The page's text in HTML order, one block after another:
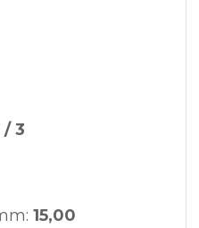
/ 3
15,00